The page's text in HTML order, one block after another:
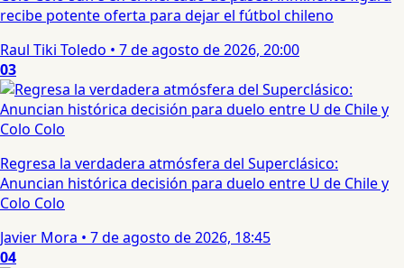
recibe potente oferta para dejar el fútbol chileno
Raul Tiki Toledo • 7 de agosto de 2026, 20:00
03
Regresa la verdadera atmósfera del Superclásico:
Anuncian histórica decisión para duelo entre U de Chile y
Colo Colo
Javier Mora • 7 de agosto de 2026, 18:45
04